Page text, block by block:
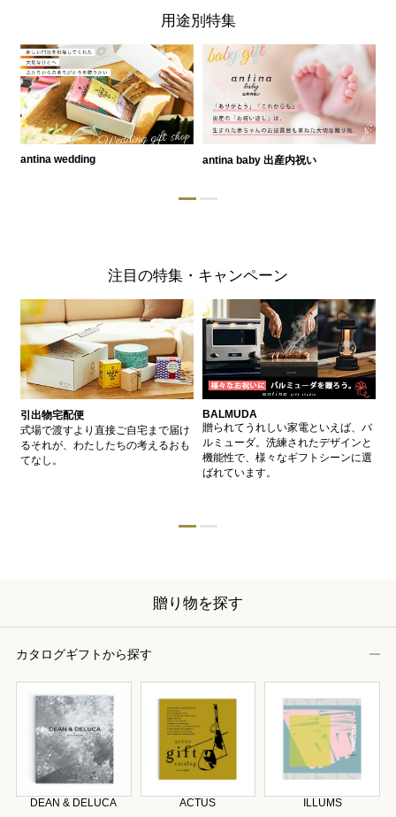
用途別特集
antina wedding antina baby 出産内祝い
注目の特集・キャンペーン
引出物宅配便
式場で渡すより直接ご自宅まで届け
るそれが、わたしたちの考えるおも
てなし。
BALMUDA
贈られてうれしい家電といえば、バ
ルミューダ。洗練されたデザインと
機能性で、様々なギフトシーンに選
ばれています。
贈り物を探す
カタログギフトから探す
DEAN & DELUCA ACTUS ILLUMS